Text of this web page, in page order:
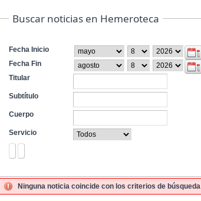
Buscar noticias en Hemeroteca
Fecha Inicio
Fecha Fin
Titular
Subtítulo
Cuerpo
Servicio
Ninguna noticia coincide con los criterios de búsqueda